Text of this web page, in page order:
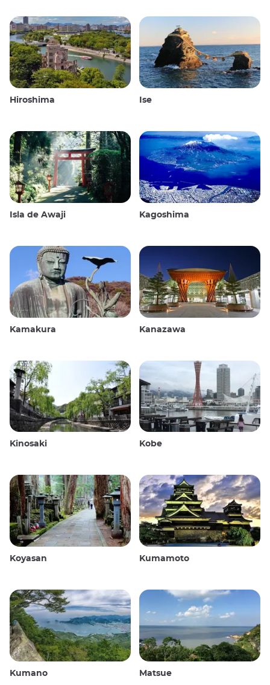
Hiroshima Ise
Isla de Awaji Kagoshima
Kamakura Kanazawa
Kinosaki Kobe
Koyasan Kumamoto
Kumano Matsue